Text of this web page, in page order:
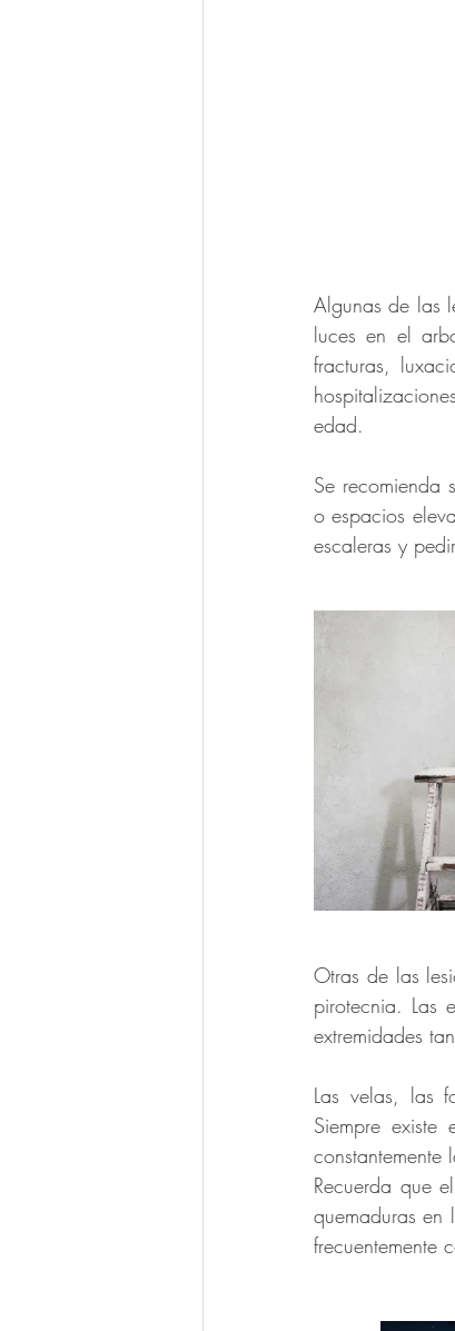
Algunas de las
luces en el
fracturas,
edad.
Se recomienda
o espacios
escaleras y
Otras de las
pirotecnia. Las
extremidades
Las velas, las
Siempre
Recuerda que
quemaduras
frecuentemente